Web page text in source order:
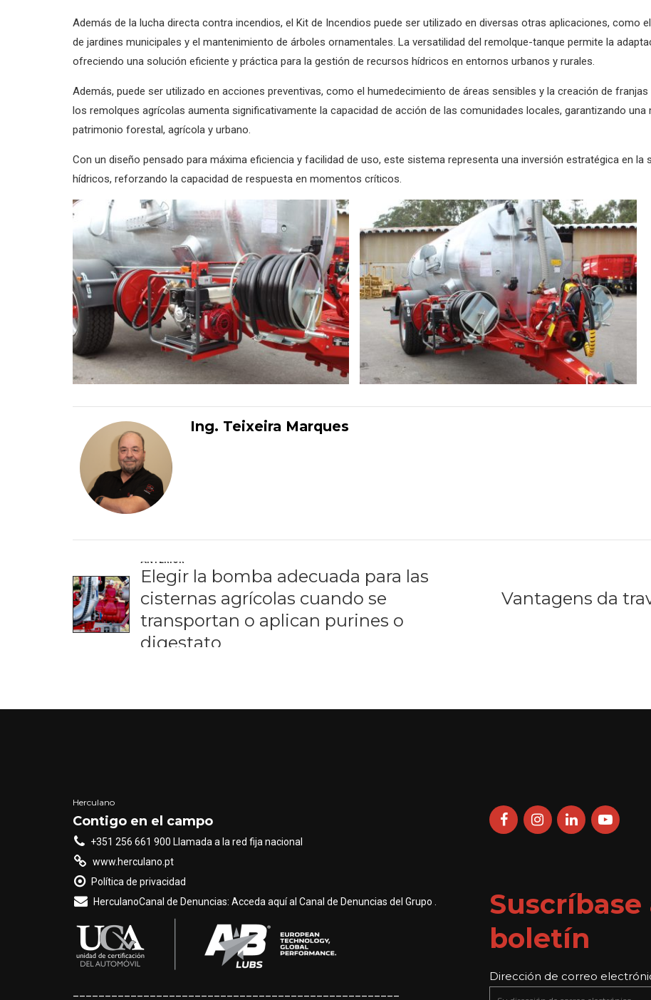
Además de la lucha directa contra incendios, el Kit de Incendios puede ser utilizado en diversas otras aplicaciones, como
de jardines municipales y el mantenimiento de árboles ornamentales. La versatilidad del remolque-tanque permite la
ofreciendo una solución eficiente y práctica para la gestión de recursos hídricos en entornos urbanos y rurales.
Además, puede ser utilizado en acciones preventivas, como el humedecimiento de áreas sensibles y la creación de
los remolques agrícolas aumenta significativamente la capacidad de acción de las comunidades locales, garantizando
patrimonio forestal, agrícola y urbano.
Con un diseño pensado para máxima eficiencia y facilidad de uso, este sistema representa una inversión estratégica en la
hídricos, reforzando la capacidad de respuesta en momentos críticos.
Ing. Teixeira Marques
ANTERIOR
Elegir la bomba adecuada para las
cisternas agrícolas cuando se
transportan o aplican purines o
digestato
Vantagens da
Herculano
Contigo en el campo
+351 256 661 900 Llamada a la red fija nacional
www.herculano.pt
Política de privacidad
HerculanoCanal de Denuncias: Acceda aquí al Canal de Denuncias del Grupo .
boletín
Dirección de correo